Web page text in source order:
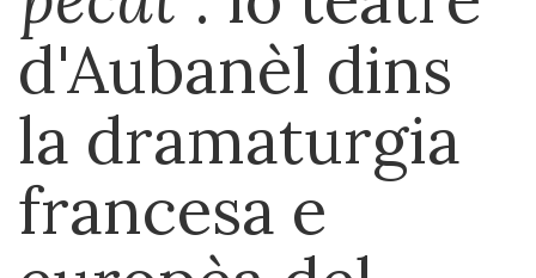
d'Aubanèl dins
la dramaturgia
francesa e